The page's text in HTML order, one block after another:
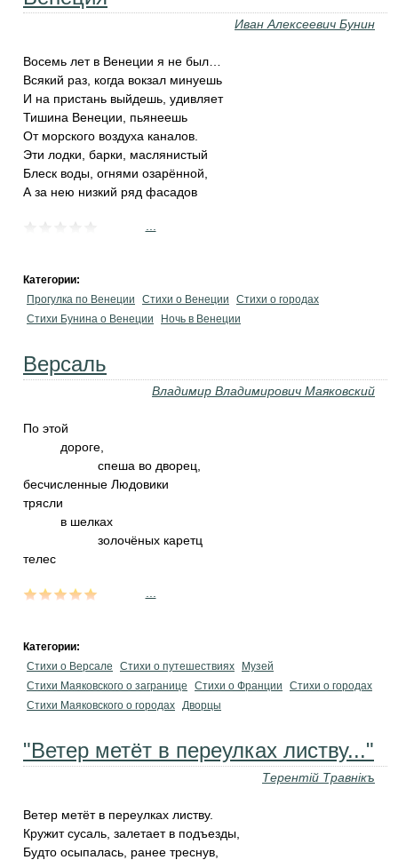
Иван Алексеевич Бунин
Восемь лет в Венеции я не был…
Всякий раз, когда вокзал минуешь
И на пристань выйдешь, удивляет
Тишина Венеции, пьянеешь
От морского воздуха каналов.
Эти лодки, барки, маслянистый
Блеск воды, огнями озарённой,
А за нею низкий ряд фасадов
Категории:
Прогулка по Венеции
Стихи о Венеции
Стихи о городах
Стихи Бунина о Венеции
Ночь в Венеции
Версаль
Владимир Владимирович Маяковский
По этой
дороге,
спеша во дворец,
бесчисленные Людовики
трясли
в шелках
золочёных каретц
телес
Категории:
Стихи о Версале
Стихи о путешествиях
Музей
Стихи Маяковского о загранице
Стихи о Франции
Стихи о городах
Стихи Маяковского о городах Дворцы
"Ветер метёт в переулках листву..."
Терентiй Травнiкъ
Ветер метёт в переулках листву.
Кружит сусаль, залетает в подъезды,
Будто осыпалась, ранее треснув,